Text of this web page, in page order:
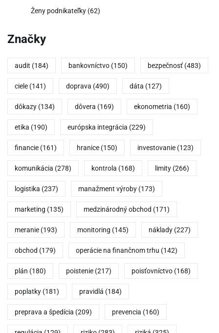
Ženy podnikateľky (62)
Značky
audit (184) bankovníctvo (150) bezpečnosť (483)
ciele (141) doprava (490) dáta (127)
dôkazy (134) dôvera (169) ekonometria (160)
etika (190) európska integrácia (229)
financie (161) hranice (150) investovanie (123)
komunikácia (278) kontrola (168) limity (266)
logistika (237) manažment výroby (173)
marketing (135) medzinárodný obchod (171)
meranie (193) monitoring (145) náklady (227)
obchod (179) operácie na finančnom trhu (142)
plán (180) poistenie (217) poisťovníctvo (168)
poplatky (181) pravidlá (184)
preprava a špedícia (209) prevencia (160)